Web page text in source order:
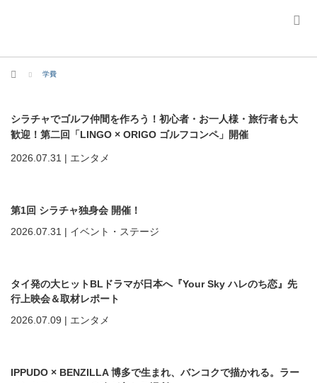
ホーム 学費
シラチャでゴルフ仲間を作ろう！初心者・お一人様・旅行者も大
歓迎！第二回「LINGO × ORIGO ゴルフコンペ」開催
2026.07.31 | エンタメ
第1回 シラチャ独身会 開催！
2026.07.31 | イベント・ステージ
タイ発の大ヒットBLドラマが日本へ『Your Sky ハレのち恋』先
行上映会＆取材レポート
2026.07.09 | エンタメ
IPPUDO × BENZILLA 博多で生まれ、バンコクで描かれる。ラー